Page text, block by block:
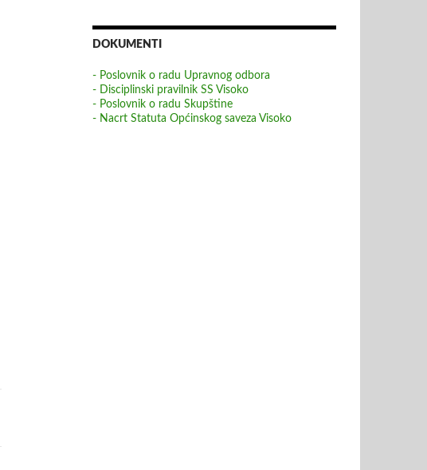
DOKUMENTI
- Poslovnik o radu Upravnog odbora
- Disciplinski pravilnik SS Visoko
- Poslovnik o radu Skupštine
- Nacrt Statuta Općinskog saveza Visoko